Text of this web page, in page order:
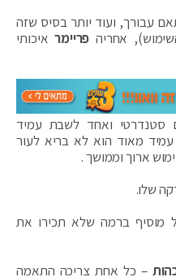
עבורך, ועוד יותר בסיס שזה
אחריה פריימר איכותי
סטנדרטי ואחד לשבת עמיד
מאוד הוא לא בריא לעור
ארוך וממושך .
שלו.
מוסיף ברמה שלא תכירו את
– כל אחת צריכה התאמה